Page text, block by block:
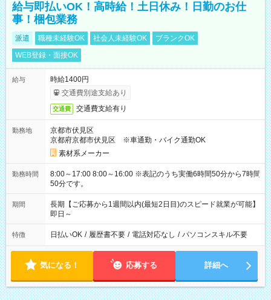
給与即払いOK！高時給！土日休み！日勤のお仕
事！梱包業務
派遣 職種未経験OK 社会人未経験OK
ブランクOK
WEB登録・面接OK
給与
時給1400円
交通費別途支給あり
交通費 交通費支給有り
勤務地
京都市伏見区
京都府京都市伏見区 ※車通勤・バイク通勤OK
素材系メーカー
勤務時間
8:00～17:00 8:00～16:00 ※表記のうち実働6時間50分から7時間
50分です。
期間
長期【ご応募から1週間以内(最短2日目)のスピード就業が可能】
即日～
特徴 日払いOK / 履歴書不要 / 電話対応なし / パソコンスキル不要
気になる！ 応募する 詳細へ